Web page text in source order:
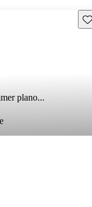
plano...